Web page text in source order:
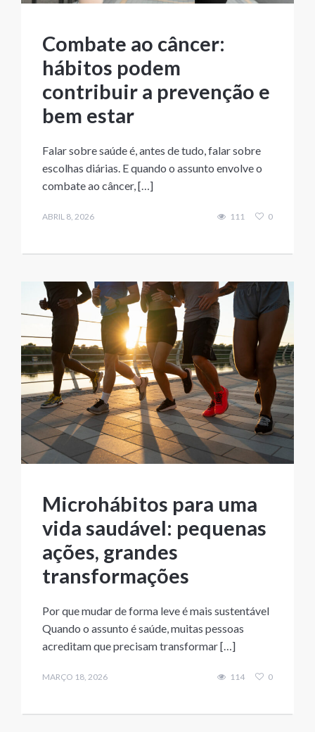
Combate ao câncer:
hábitos podem
contribuir a prevenção e
bem estar
Falar sobre saúde é, antes de tudo, falar sobre
escolhas diárias. E quando o assunto envolve o
combate ao câncer, […]
ABRIL 8, 2026 111 0
Microhábitos para uma
vida saudável: pequenas
ações, grandes
transformações
Por que mudar de forma leve é mais sustentável
Quando o assunto é saúde, muitas pessoas
acreditam que precisam transformar […]
MARÇO 18, 2026 114 0